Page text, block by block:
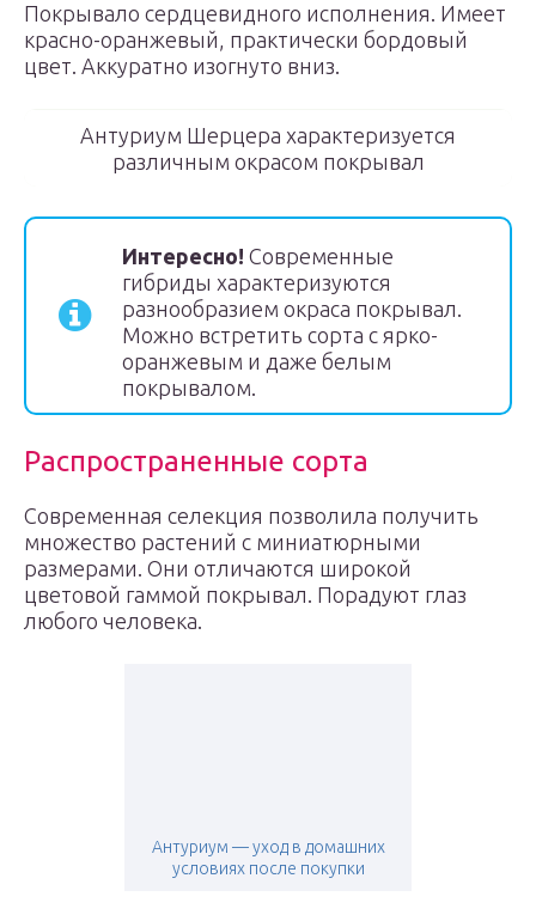
Покрывало сердцевидного исполнения. Имеет
красно-оранжевый, практически бордовый
цвет. Аккуратно изогнуто вниз.
Антуриум Шерцера характеризуется
различным окрасом покрывал
Интересно! Современные
гибриды характеризуются
разнообразием окраса покрывал.
Можно встретить сорта с ярко-
оранжевым и даже белым
покрывалом.
Распространенные сорта
Современная селекция позволила получить
множество растений с миниатюрными
размерами. Они отличаются широкой
цветовой гаммой покрывал. Порадуют глаз
любого человека.
Антуриум — уход в домашних
условиях после покупки